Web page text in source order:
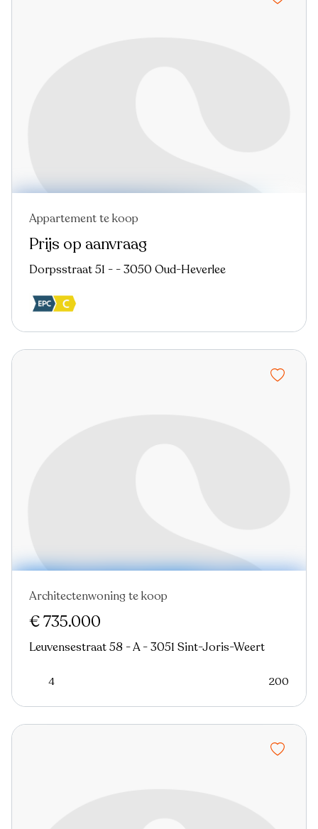
Appartement te koop
Prijs op aanvraag
Dorpsstraat 51 - - 3050 Oud-Heverlee
Architectenwoning te koop
€ 735.000
Leuvensestraat 58 - A - 3051 Sint-Joris-Weert
4 200